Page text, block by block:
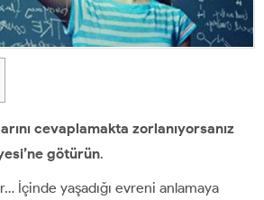
cevaplamakta zorlanıyorsanız
götürün.
İçinde yaşadığı evreni anlamaya